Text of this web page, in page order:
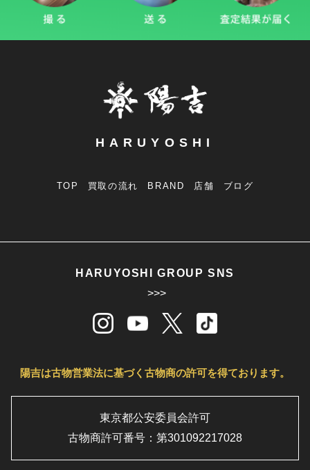
HARUYOSHI
TOP 買取の流れ BRAND 店舗 ブログ
HARUYOSHI GROUP SNS
>>>
陽吉は古物営業法に基づく古物商の許可を得ております。
東京都公安委員会許可
古物商許可番号：第301092217028